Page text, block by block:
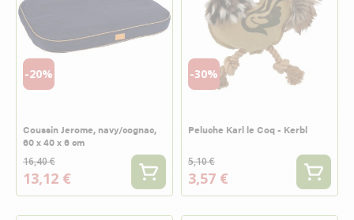
-20%
Coussin Jerome, navy/cognac,
60 x 40 x 6 cm
16,40 €
13,12 €
-30%
Peluche Karl le Coq - Kerbl
5,10 €
3,57 €